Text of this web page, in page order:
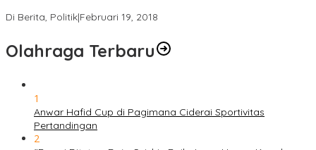
Di Berita, Politik|Februari 19, 2018
Olahraga Terbaru
1
Anwar Hafid Cup di Pagimana Ciderai Sportivitas
Pertandingan
2